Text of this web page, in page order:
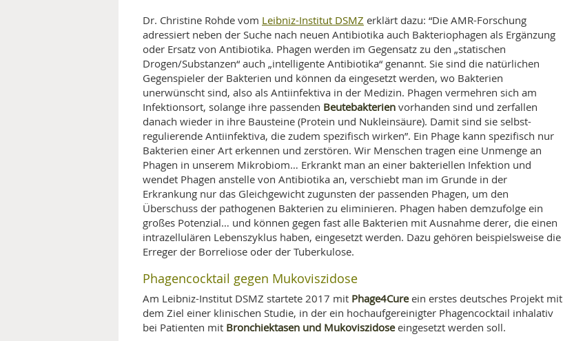
Dr. Christine Rohde vom Leibniz-Institut DSMZ erklärt dazu: “Die AMR-Forschung
adressiert neben der Suche nach neuen Antibiotika auch Bakteriophagen als Ergänzung
oder Ersatz von Antibiotika. Phagen werden im Gegensatz zu den „statischen
Drogen/Substanzen“ auch „intelligente Antibiotika“ genannt. Sie sind die natürlichen
Gegenspieler der Bakterien und können da eingesetzt werden, wo Bakterien
unerwünscht sind, also als Antiinfektiva in der Medizin. Phagen vermehren sich am
Infektionsort, solange ihre passenden Beutebakterien vorhanden sind und zerfallen
danach wieder in ihre Bausteine (Protein und Nukleinsäure). Damit sind sie selbst-
regulierende Antiinfektiva, die zudem spezifisch wirken”. Ein Phage kann spezifisch nur
Bakterien einer Art erkennen und zerstören. Wir Menschen tragen eine Unmenge an
Phagen in unserem Mikrobiom… Erkrankt man an einer bakteriellen Infektion und
wendet Phagen anstelle von Antibiotika an, verschiebt man im Grunde in der
Erkrankung nur das Gleichgewicht zugunsten der passenden Phagen, um den
Überschuss der pathogenen Bakterien zu eliminieren. Phagen haben demzufolge ein
großes Potenzial… und können gegen fast alle Bakterien mit Ausnahme derer, die einen
intrazellulären Lebenszyklus haben, eingesetzt werden. Dazu gehören beispielsweise die
Erreger der Borreliose oder der Tuberkulose.
Phagencocktail gegen Mukoviszidose
Am Leibniz-Institut DSMZ startete 2017 mit Phage4Cureein erstes deutsches Projekt mit
dem Ziel einer klinischen Studie, in der ein hochaufgereinigter Phagencocktail inhalativ
bei Patienten mit Bronchiektasen und Mukoviszidoseeingesetzt werden soll.